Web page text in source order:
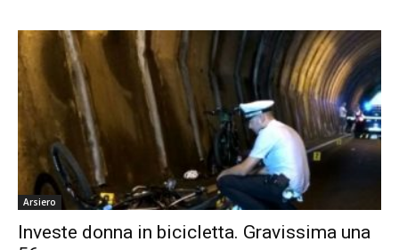
Arsiero
Investe donna in bicicletta. Gravissima una